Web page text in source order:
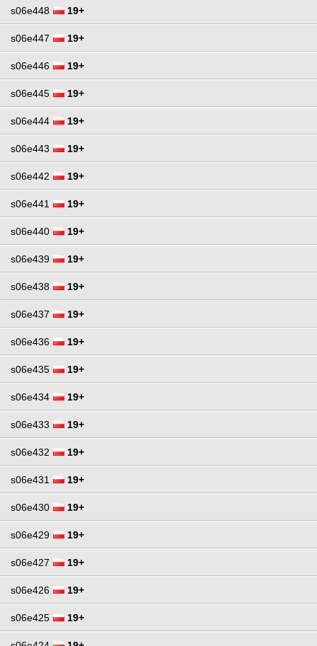
s06e448 19+
s06e447 19+
s06e446 19+
s06e445 19+
s06e444 19+
s06e443 19+
s06e442 19+
s06e441 19+
s06e440 19+
s06e439 19+
s06e438 19+
s06e437 19+
s06e436 19+
s06e435 19+
s06e434 19+
s06e433 19+
s06e432 19+
s06e431 19+
s06e430 19+
s06e429 19+
s06e427 19+
s06e426 19+
s06e425 19+